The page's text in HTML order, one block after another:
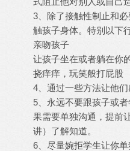
3、除了接触性制止和
触孩子身体。特别以下
亲吻孩子
让孩子坐在或者躺在你
挠痒痒，玩笑般打屁股
4、通过一些方法让他们
5、永远不要跟孩子或
果需要单独沟通，提前
讲）了解知道。
6、尽量婉拒学生让你单